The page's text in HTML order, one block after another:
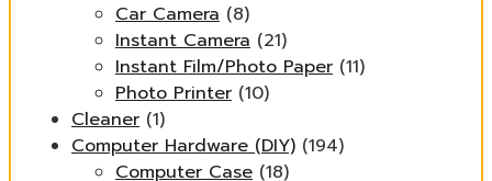
Car Camera (8)
Instant Camera (21)
Instant Film/Photo Paper (11)
Photo Printer (10)
Cleaner (1)
Computer Hardware (DIY) (194)
Computer Case (18)